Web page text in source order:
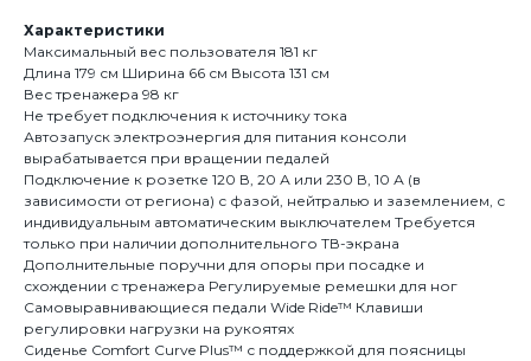
Характеристики
Максимальный вес пользователя 181 кг
Длина 179 см Ширина 66 см Высота 131 см
Вес тренажера 98 кг
Не требует подключения к источнику тока
Автозапуск электроэнергия для питания консоли
вырабатывается при вращении педалей
Подключение к розетке 120 В, 20 А или 230 В, 10 А (в
зависимости от региона) с фазой, нейтралью и заземлением, с
индивидуальным автоматическим выключателем Требуется
только при наличии дополнительного ТВ-экрана
Дополнительные поручни для опоры при посадке и
схождении с тренажера Регулируемые ремешки для ног
Самовыравнивающиеся педали Wide Ride™ Клавиши
регулировки нагрузки на рукоятях
Сиденье Comfort Curve Plus™ с поддержкой для поясницы